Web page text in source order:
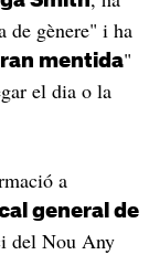
de gènere" i ha
mentida"
el dia o la
a
general de
del Nou Any